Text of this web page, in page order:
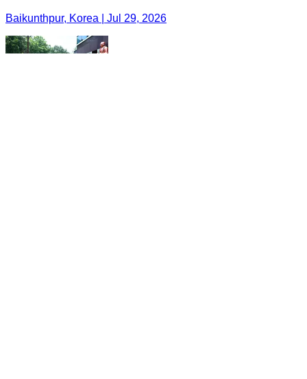
Baikunthpur, Korea | Jul 29, 2026